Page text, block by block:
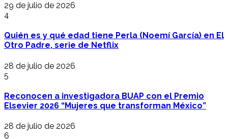
29 de julio de 2026
4
Quién es y qué edad tiene Perla (Noemí García) en El
Otro Padre, serie de Netflix
28 de julio de 2026
5
Reconocen a investigadora BUAP con el Premio
Elsevier 2026 “Mujeres que transforman México”
28 de julio de 2026
6